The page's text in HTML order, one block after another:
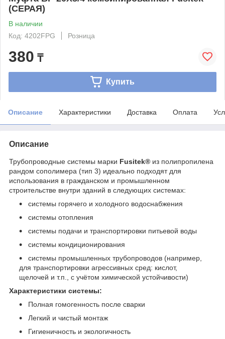
(СЕРАЯ)
В наличии
Код: 4202FPG
Розница
380 ₸
Купить
Описание Характеристики Доставка Оплата
Описание
Трубопроводные системы марки Fusitek® из полипропилена
рандом сополимера (тип 3) идеально подходят для
использования в гражданском и промышленном
строительстве внутри зданий в следующих системах:
системы горячего и холодного водоснабжения
системы отопления
системы подачи и транспортировки питьевой воды
системы кондиционирования
системы промышленных трубопроводов (например,
для транспортировки агрессивных сред: кислот,
щелочей и т.п., с учётом химической устойчивости)
Характеристики системы:
Полная гомогенность после сварки
Легкий и чистый монтаж
Гигиеничность и экологичность